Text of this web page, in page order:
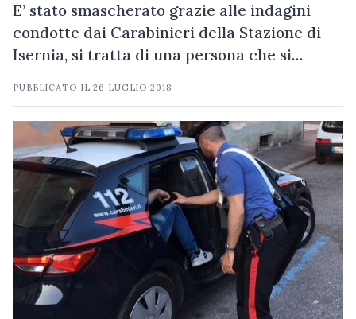
E’ stato smascherato grazie alle indagini
condotte dai Carabinieri della Stazione di
Isernia, si tratta di una persona che si…
PUBBLICATO IL26 LUGLIO 2018